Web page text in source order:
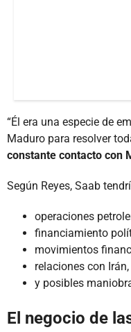
“Él era una especie de
Maduro para resolver
constante contacto con
Según Reyes, Saab
operaciones
financiamiento
movimientos
relaciones con Irán,
y posibles
El negocio de